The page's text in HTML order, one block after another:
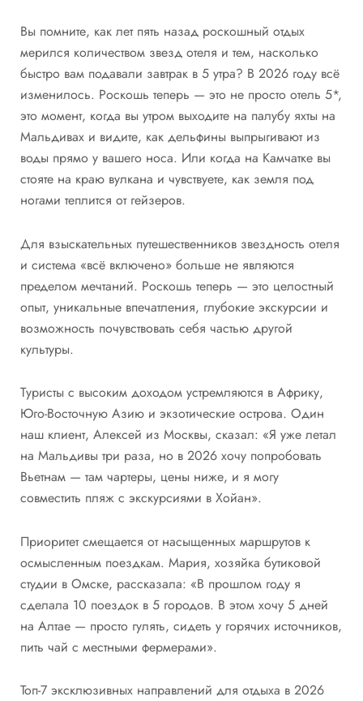
Вы помните, как лет пять назад роскошный отдых
мерился количеством звезд отеля и тем, насколько
быстро вам подавали завтрак в 5 утра? В 2026 году всё
изменилось. Роскошь теперь — это не просто отель 5*,
это момент, когда вы утром выходите на палубу яхты на
Мальдивах и видите, как дельфины выпрыгивают из
воды прямо у вашего носа. Или когда на Камчатке вы
стояте на краю вулкана и чувствуете, как земля под
ногами теплится от гейзеров.
Для взыскательных путешественников звездность отеля
и система «всё включено» больше не являются
пределом мечтаний. Роскошь теперь — это целостный
опыт, уникальные впечатления, глубокие экскурсии и
возможность почувствовать себя частью другой
культуры.
Туристы с высоким доходом устремляются в Африку,
Юго-Восточную Азию и экзотические острова. Один
наш клиент, Алексей из Москвы, сказал: «Я уже летал
на Мальдивы три раза, но в 2026 хочу попробовать
Вьетнам — там чартеры, цены ниже, и я могу
совместить пляж с экскурсиями в Хойан».
Приоритет смещается от насыщенных маршрутов к
осмысленным поездкам. Мария, хозяйка бутиковой
студии в Омске, рассказала: «В прошлом году я
сделала 10 поездок в 5 городов. В этом хочу 5 дней
на Алтае — просто гулять, сидеть у горячих источников,
пить чай с местными фермерами».
Топ-7 эксклюзивных направлений для отдыха в 2026